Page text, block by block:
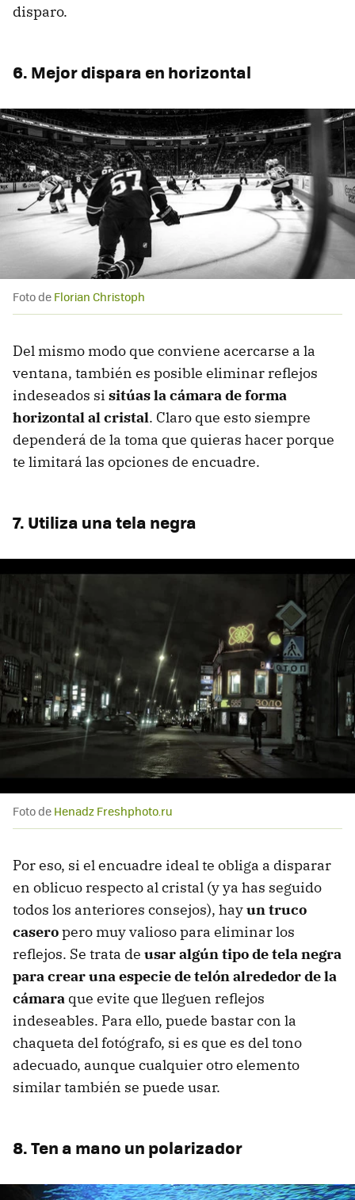
disparo.
6. Mejor dispara en horizontal
Foto de Florian Christoph
Del mismo modo que conviene acercarse a la
ventana, también es posible eliminar reflejos
indeseados si sitúas la cámara de forma
horizontal al cristal. Claro que esto siempre
dependerá de la toma que quieras hacer porque
te limitará las opciones de encuadre.
7. Utiliza una tela negra
Foto de Henadz Freshphoto.ru
Por eso, si el encuadre ideal te obliga a disparar
en oblicuo respecto al cristal (y ya has seguido
todos los anteriores consejos), hayun truco
caseropero muy valioso para eliminar los
reflejos. Se trata de usar algún tipo de tela negra
para crear una especie de telón alrededor de la
cámara que evite que lleguen reflejos
indeseables. Para ello, puede bastar con la
chaqueta del fotógrafo, si es que es del tono
adecuado, aunque cualquier otro elemento
similar también se puede usar.
8. Ten a mano un polarizador